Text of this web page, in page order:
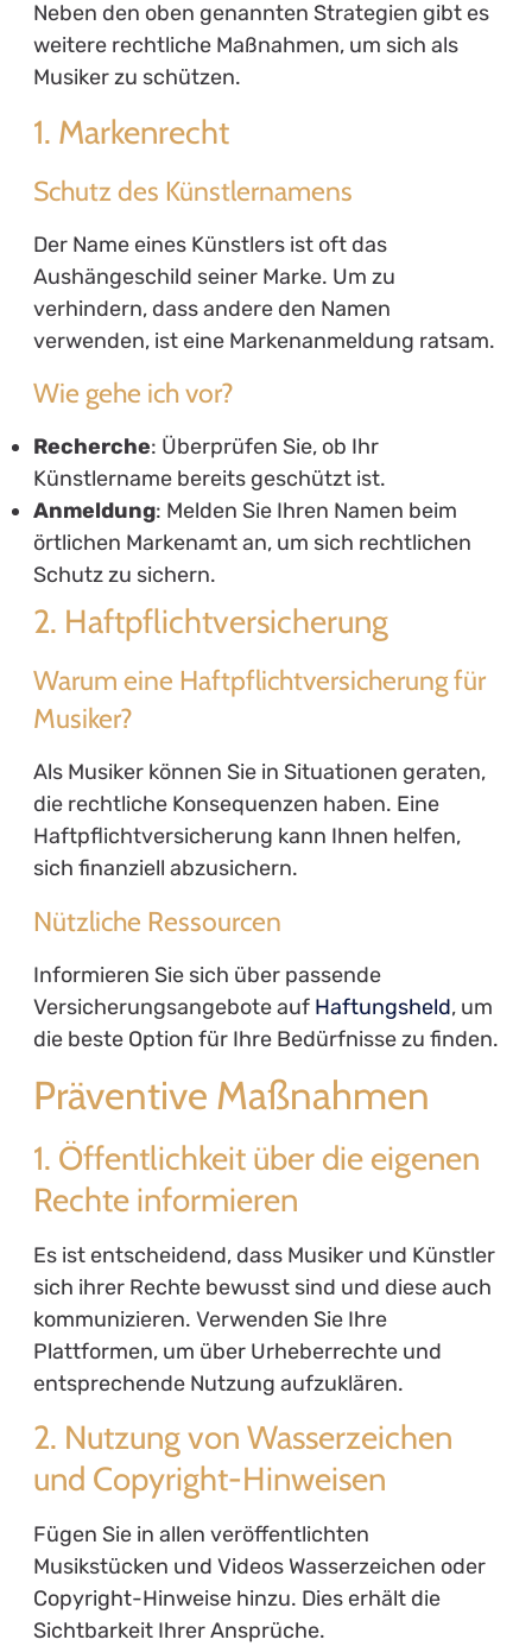
Neben den oben genannten Strategien gibt es
weitere rechtliche Maßnahmen, um sich als
Musiker zu schützen.
1. Markenrecht
Schutz des Künstlernamens
Der Name eines Künstlers ist oft das
Aushängeschild seiner Marke. Um zu
verhindern, dass andere den Namen
verwenden, ist eine Markenanmeldung ratsam.
Wie gehe ich vor?
Recherche: Überprüfen Sie, ob Ihr
Künstlername bereits geschützt ist.
Anmeldung: Melden Sie Ihren Namen beim
örtlichen Markenamt an, um sich rechtlichen
Schutz zu sichern.
2. Haftpflichtversicherung
Warum eine Haftpflichtversicherung für
Musiker?
Als Musiker können Sie in Situationen geraten,
die rechtliche Konsequenzen haben. Eine
Haftpflichtversicherung kann Ihnen helfen,
sich finanziell abzusichern.
Nützliche Ressourcen
Informieren Sie sich über passende
Versicherungsangebote auf Haftungsheld, um
die beste Option für Ihre Bedürfnisse zu finden.
Präventive Maßnahmen
1. Öffentlichkeit über die eigenen
Rechte informieren
Es ist entscheidend, dass Musiker und Künstler
sich ihrer Rechte bewusst sind und diese auch
kommunizieren. Verwenden Sie Ihre
Plattformen, um über Urheberrechte und
entsprechende Nutzung aufzuklären.
2. Nutzung von Wasserzeichen
und Copyright-Hinweisen
Fügen Sie in allen veröffentlichten
Musikstücken und Videos Wasserzeichen oder
Copyright-Hinweise hinzu. Dies erhält die
Sichtbarkeit Ihrer Ansprüche.